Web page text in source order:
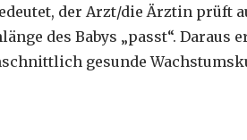
der Arzt/die Ärztin prüft
des Babys „passt“. Daraus
gesunde